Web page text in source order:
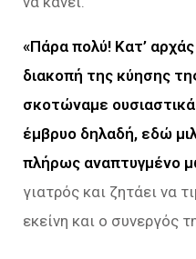
«Πάρα πολύ! Κατ’
διακοπή της κύησης
σκοτώναμε
έμβρυο δηλαδή, εδώ
πλήρως αναπτυγμένο
γιατρός και ζητάει να
εκείνη και ο συνεργός